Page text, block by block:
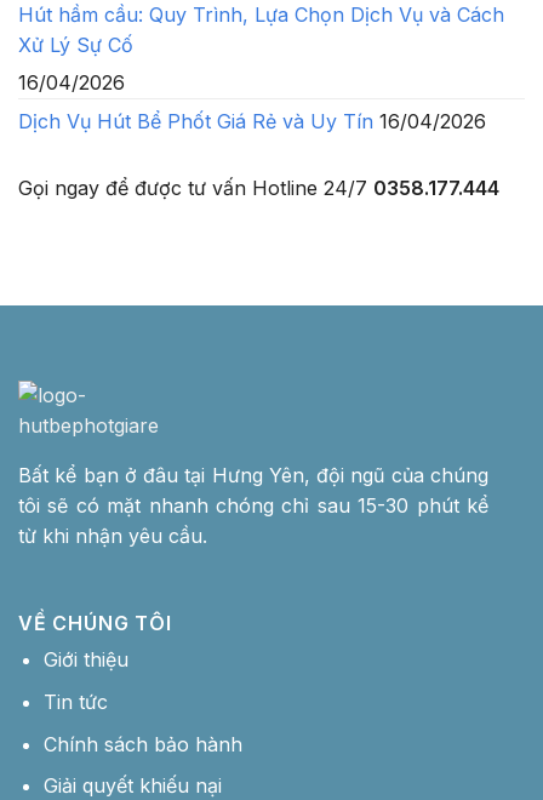
Hút hầm cầu: Quy Trình, Lựa Chọn Dịch Vụ và Cách
Xử Lý Sự Cố
16/04/2026
Dịch Vụ Hút Bể Phốt Giá Rẻ và Uy Tín 16/04/2026
Gọi ngay để được tư vấn Hotline 24/7 0358.177.444
Bất kể bạn ở đâu tại Hưng Yên, đội ngũ của chúng
tôi sẽ có mặt nhanh chóng chỉ sau 15-30 phút kể
từ khi nhận yêu cầu.
VỀ CHÚNG TÔI
Giới thiệu
Tin tức
Chính sách bảo hành
Giải quyết khiếu nại